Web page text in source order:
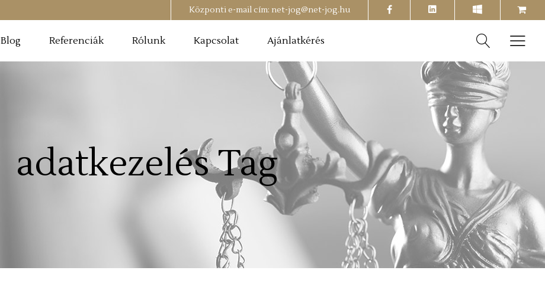
Központi e-mail cím: net-jog@net-jog.hu facebook
shopping-
cart
Blog Referenciák Rólunk Kapcsolat Ajánlatkérés
adatkezelés Tag